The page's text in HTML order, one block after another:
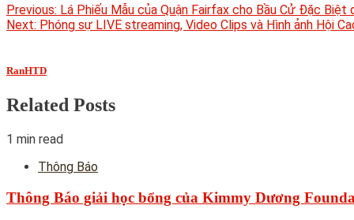
Post
navigation
Previous: Lá Phiếu Mẫu của Quận Fairfax cho Bầu Cử Đặc
Next: Phóng sự LIVE streaming, Video Clips và Hình ảnh Hội
RanHTD
Related Posts
1 min read
Thông Báo
Thông Báo giải học bổng của Kimmy Dương